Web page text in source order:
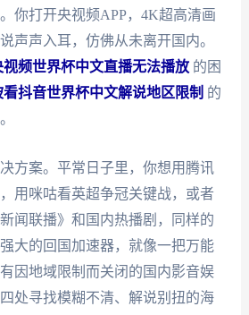
你打开央视频APP，4K超高清画
声声入耳，仿佛从未离开国内。
频世界杯中文直播无法播放的困
抖音世界杯中文解说地区限制 的
方案。平常日子里，你想用腾讯
用咪咕看英超争冠关键战，或者
闻联播》和国内热播剧，同样的
大的回国加速器，就像一把万能
因地域限制而关闭的国内影音娱
处寻找模糊不清、解说别扭的海